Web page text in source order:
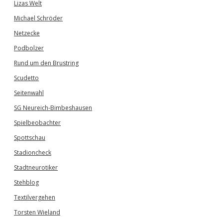
Lizas Welt
Michael Schröder
Netzecke
Podbolzer
Rund um den Brustring
Scudetto
Seitenwahl
SG Neureich-Bimbeshausen
Spielbeobachter
Spottschau
Stadioncheck
Stadtneurotiker
Stehblog
Textilvergehen
Torsten Wieland